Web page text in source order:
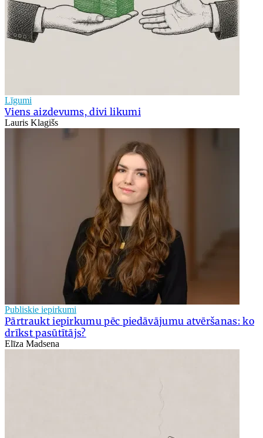
Līgumi
Viens aizdevums, divi likumi
Lauris Klagišs
Publiskie iepirkumi
Pārtraukt iepirkumu pēc piedāvājumu atvēršanas: ko
drīkst pasūtītājs?
Elīza Madsena